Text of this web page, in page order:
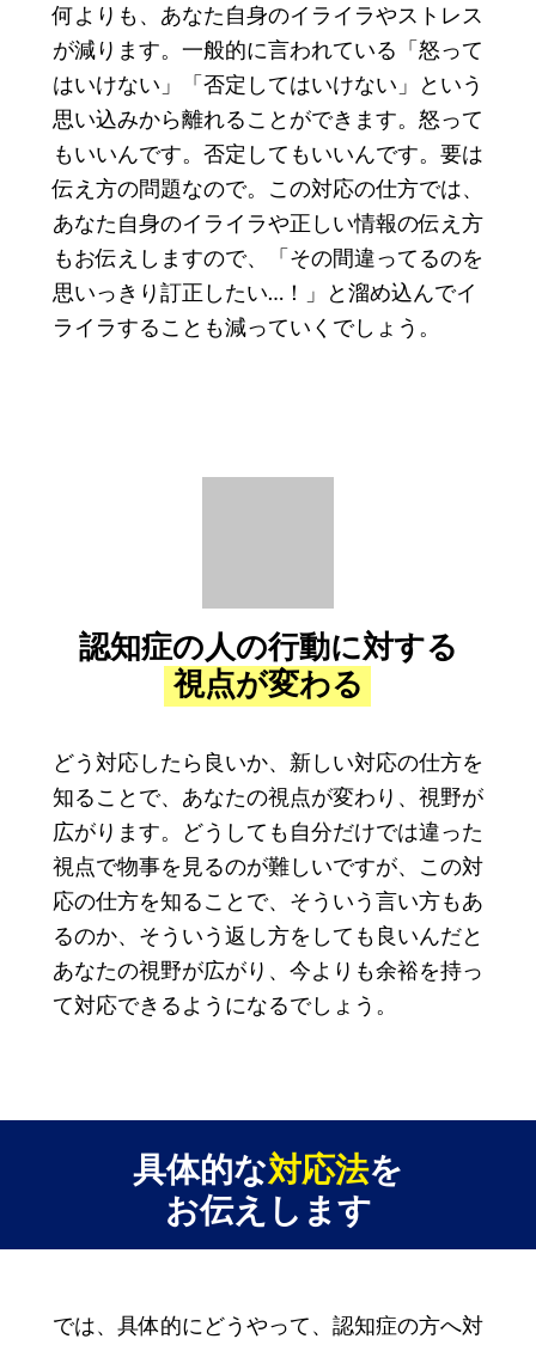
何よりも、あなた自身のイライラやストレス
が減ります。一般的に言われている「怒って
はいけない」「否定してはいけない」という
思い込みから離れることができます。怒って
もいいんです。否定してもいいんです。要は
伝え方の問題なので。この対応の仕方では、
あなた自身のイライラや正しい情報の伝え方
もお伝えしますので、「その間違ってるのを
思いっきり訂正したい…！」と溜め込んでイ
ライラすることも減っていくでしょう。
認知症の人の行動に対する
視点が変わる
どう対応したら良いか、新しい対応の仕方を
知ることで、あなたの視点が変わり、視野が
広がります。どうしても自分だけでは違った
視点で物事を見るのが難しいですが、この対
応の仕方を知ることで、そういう言い方もあ
るのか、そういう返し方をしても良いんだと
あなたの視野が広がり、今よりも余裕を持っ
て対応できるようになるでしょう。
具体的な対応法を
お伝えします
では、具体的にどうやって、認知症の方へ対